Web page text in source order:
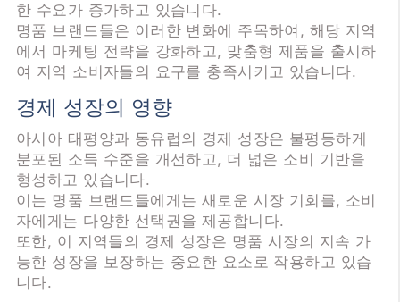
한 수요가 증가하고 있습니다.
명품 브랜드들은 이러한 변화에 주목하여, 해당 지역
에서 마케팅 전략을 강화하고, 맞춤형 제품을 출시하
여 지역 소비자들의 요구를 충족시키고 있습니다.
경제 성장의 영향
아시아 태평양과 동유럽의 경제 성장은 불평등하게
분포된 소득 수준을 개선하고, 더 넓은 소비 기반을
형성하고 있습니다.
이는 명품 브랜드들에게는 새로운 시장 기회를, 소비
자에게는 다양한 선택권을 제공합니다.
또한, 이 지역들의 경제 성장은 명품 시장의 지속 가
능한 성장을 보장하는 중요한 요소로 작용하고 있습
니다.